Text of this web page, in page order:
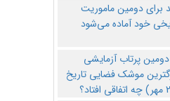
برای دومین ماموریت
خود آماده می‌شود
پرتاب آزمایشی
موشک فضایی تاریخ